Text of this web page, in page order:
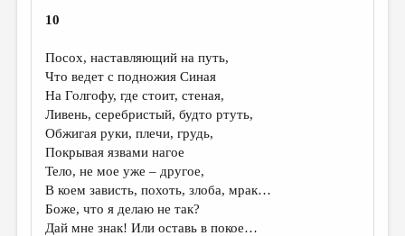
10
Посох, наставляющий на путь,
Что ведет с подножия Синая
На Голгофу, где стоит, стеная,
Ливень, серебристый, будто ртуть,
Обжигая руки, плечи, грудь,
Покрывая язвами нагое
Тело, не мое уже – другое,
В коем зависть, похоть, злоба, мрак…
Боже, что я делаю не так?
Дай мне знак! Или оставь в покое…